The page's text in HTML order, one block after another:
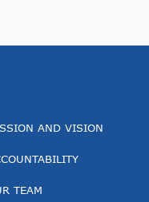
AND VISION
TEAM